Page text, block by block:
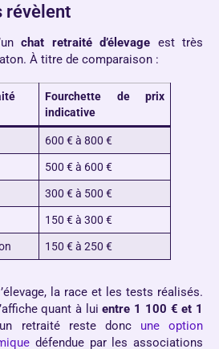
révèlent
chat retraité d’élevage est très
À titre de comparaison :
Fourchette de prix
indicative
600 € à 800 €
500 € à 600 €
300 € à 500 €
150 € à 300 €
150 € à 250 €
la race et les tests réalisés.
quant à luientre 1 100 € et 1
retraité reste donc une option
défendue par les associations